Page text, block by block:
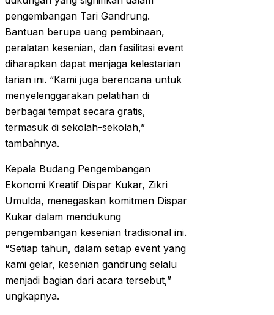
pengembangan Tari Gandrung.
Bantuan berupa uang pembinaan,
peralatan kesenian, dan fasilitasi event
diharapkan dapat menjaga kelestarian
tarian ini. “Kami juga berencana untuk
menyelenggarakan pelatihan di
berbagai tempat secara gratis,
termasuk di sekolah-sekolah,”
tambahnya.
Kepala Budang Pengembangan
Ekonomi Kreatif Dispar Kukar, Zikri
Umulda, menegaskan komitmen Dispar
Kukar dalam mendukung
pengembangan kesenian tradisional ini.
“Setiap tahun, dalam setiap event yang
kami gelar, kesenian gandrung selalu
menjadi bagian dari acara tersebut,”
ungkapnya.